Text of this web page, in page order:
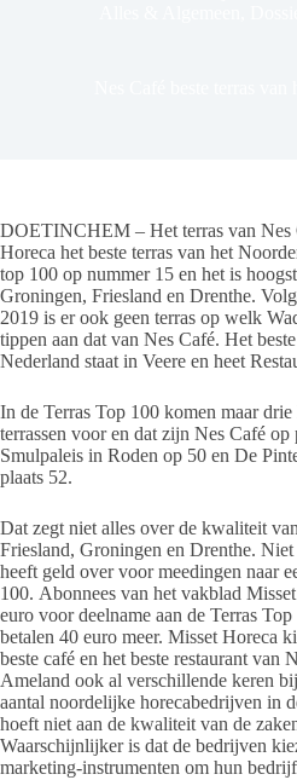
DOETINCHEM – Het terras van Nes
Horeca het beste terras van het
top 100 op nummer 15 en het is
Groningen, Friesland en Drenthe.
2019 is er ook geen terras op welk
tippen aan dat van Nes Café. Het
Nederland staat in Veere en heet
In de Terras Top 100 komen maar
terrassen voor en dat zijn Nes Café op
Smulpaleis in Roden op 50 en De
plaats 52.
Dat zegt niet alles over de kwaliteit
Friesland, Groningen en Drenthe.
heeft geld over voor meedingen naar
100. Abonnees van het vakblad
euro voor deelname aan de Terras
betalen 40 euro meer. Misset Horeca
beste café en het beste restaurant van
Ameland ook al verschillende keren
aantal noordelijke horecabedrijven in
hoeft niet aan de kwaliteit van de
Waarschijnlijker is dat de bedrijven
marketing-instrumenten om hun